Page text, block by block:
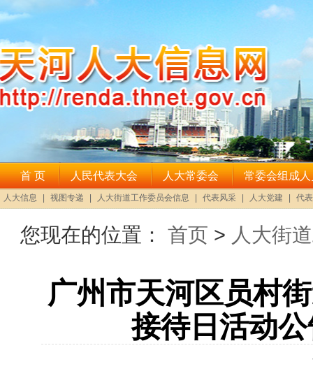
您现在的位置： 首页 > 人大街
广州市天河区员村
接待日活动